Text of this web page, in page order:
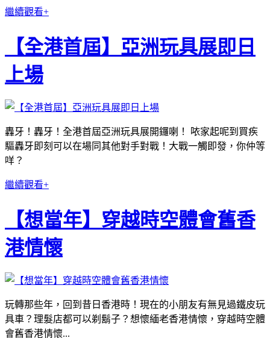
繼續觀看+
【全港首屆】亞洲玩具展即日
上場
轟牙！轟牙！全港首屆亞洲玩具展開鑼喇！ 𠲖家起呢到買疾
驅轟牙即刻可以在場同其他對手對戰！大戰一觸即發，你仲等
咩？
繼續觀看+
【想當年】穿越時空體會舊香
港情懷
玩轉那些年，回到昔日香港時！現在的小朋友有無見過鐵皮玩
具車？理髮店都可以剃鬍子？想懷緬老香港情懷，穿越時空體
會舊香港情懷...